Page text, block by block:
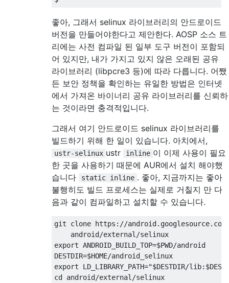
좋아, 그래서 selinux 라이브러리의 안드로이드
버전을 만들어야한다고 제안한다. AOSP 소스 트
리에는 사전 컴파일 된 일부 도구 버전이 포함되
어 있지만, 내가 가지고 있지 않은 오래된 공유
라이브러리 (libpcre3 등)에 따라 다릅니다. 어쨌
든 보안 정책을 확인하는 유일한 방법은 인터넷
에서 가져온 바이너리 공유 라이브러리를 신뢰하
는 것이라면 충격적입니다.
그래서 여기 안드로이드 selinux 라이브러리를
빌드하기 위해 한 일이 있습니다. 아치에서,
ustr-selinux ustr inline 이 이제 사용이 필요
한 곳을 사용하기 때문에 AUR에서 설치 해야했
습니다
static inline . 좋아, 지금까지는 좋아
불행히도 빌드 프로세스는 실제로 거칠지 만 다
음과 같이 컴파일하고 설치할 수 있습니다.
git clone https://
    android/external/selinux
export ANDROID_BUILD_TOP=$PWD/android
DESTDIR=$HOME/android_selinux
export LD_LIBRARY_PATH="$DESTDIR/
cd android/external/selinux